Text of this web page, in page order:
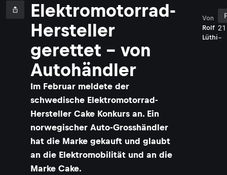
Elektromotorrad-
Hersteller
gerettet – von
Autohändler
Im Februar meldete der
schwedische Elektromotorrad-
Hersteller Cake Konkurs an. Ein
norwegischer Auto-Grosshändler
hat die Marke gekauft und glaubt
an die Elektromobilität und an die
Marke Cake.
Rolf
Lüthi
Von
-